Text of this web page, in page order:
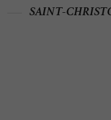
SAINT-